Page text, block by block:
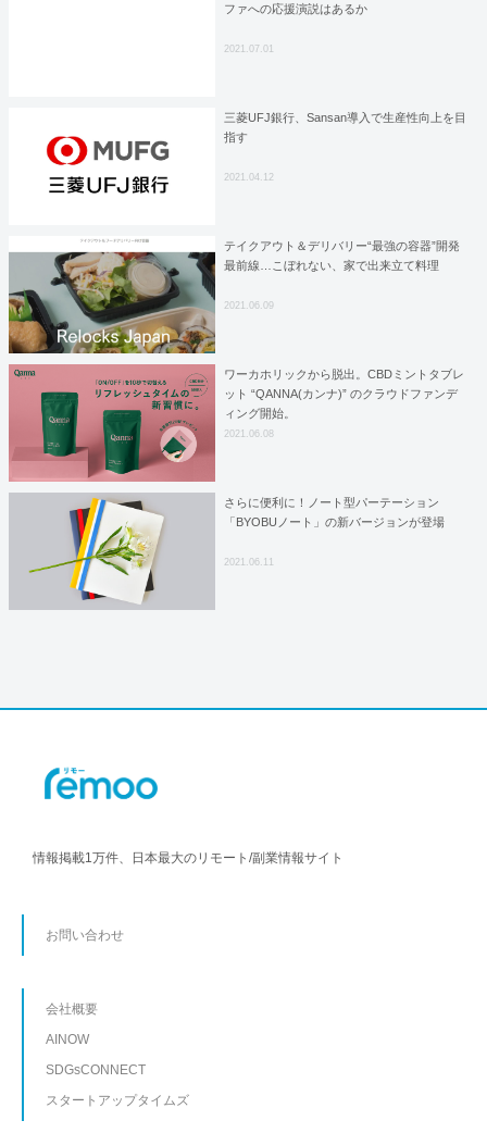
ファへの応援演説はあるか
2021.07.01
三菱UFJ銀行、Sansan導入で生産性向上を目
指す
2021.04.12
テイクアウト＆デリバリー“最強の容器”開発
最前線…こぼれない、家で出来立て料理
2021.06.09
ワーカホリックから脱出。CBDミントタブレ
ット “QANNA(カンナ)” のクラウドファンデ
ィング開始。
2021.06.08
さらに便利に！ノート型パーテーション
「BYOBUノート」の新バージョンが登場
2021.06.11
情報掲載1万件、日本最大のリモート/副業情報サイト
お問い合わせ
会社概要
AINOW
SDGsCONNECT
スタートアップタイムズ